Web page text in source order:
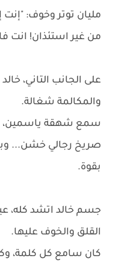
مليان توتر وخوف: "إنت
من غير استئذان! انت
على الجانب التاني،
والمكالمة شغالة.
سمع شهقة ياسمين،
صريخ رجالي خشن...
بقوة.
جسم خالد اتشد كله،
القلق والخوف عليها.
كان سامع كل كلمة،